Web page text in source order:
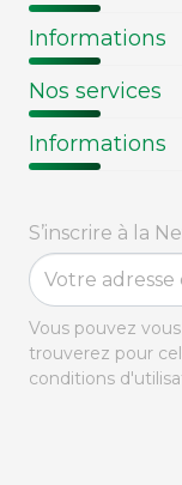
Informations
Nos services
Informations
S’inscrire à la
Vous pouvez
trouverez pour
conditions